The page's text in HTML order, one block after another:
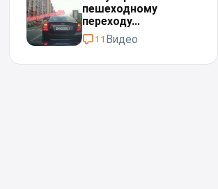
пешеходному
переходу...
11 Видео